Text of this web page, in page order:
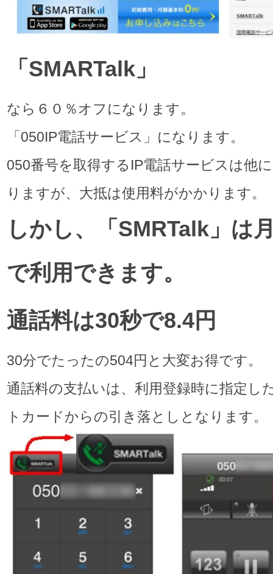
「SMARTalk」
なら６０％オフになります。
「050IP電話サービス」になります。
050番号を取得するIP電話サービスは他
りますが、大抵は使用料がかかります。
しかし、「SMRTalk」は
で利用できます。
通話料は30秒で8.4円
30分でたったの504円と大変お得です。
通話料の支払いは、利用登録時に指定し
トカードからの引き落としとなります。